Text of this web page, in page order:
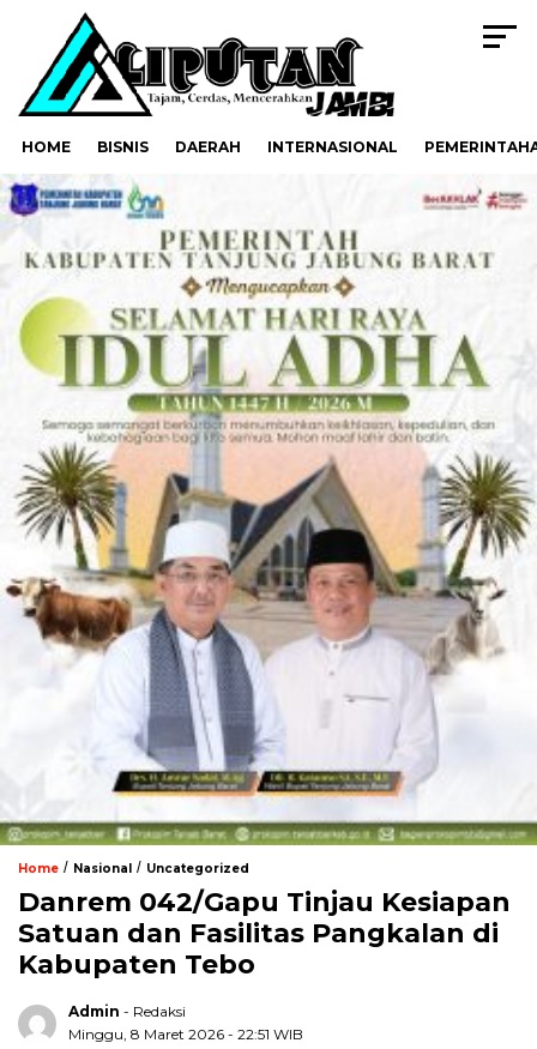
HOME BISNIS DAERAH INTERNASIONAL
Home / Nasional / Uncategorized
Danrem 042/Gapu Tinjau Kesiapan
Satuan dan Fasilitas Pangkalan di
Kabupaten Tebo
Admin - Redaksi
Minggu, 8 Maret 2026 - 22:51 WIB